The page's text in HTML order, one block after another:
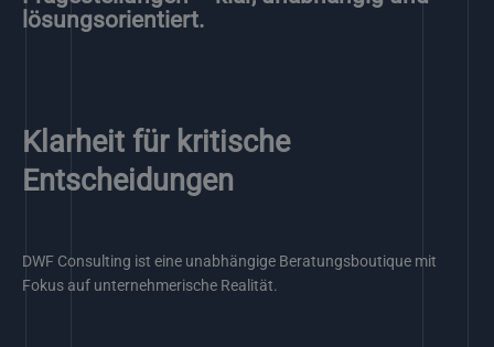
lösungsorientiert.
Klarheit für kritische
Entscheidungen
DWF Consulting ist eine unabhängige Beratungsboutique mit
Fokus auf unternehmerische Realität.